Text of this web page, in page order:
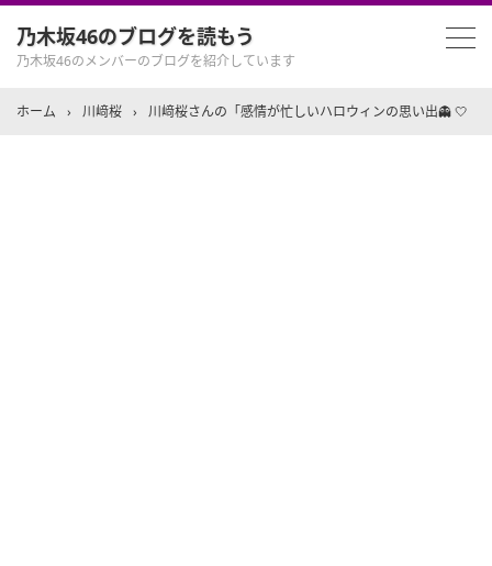
乃木坂46のブログを読もう
乃木坂46のメンバーのブログを紹介しています
ホーム › 川﨑桜 › 川﨑桜さんの「感情が忙しいハロウィンの思い出👻 🤍